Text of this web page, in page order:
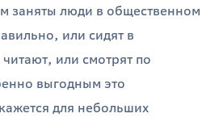
заняты люди в общественном
или сидят в
или смотрят по
выгодным это
для небольших